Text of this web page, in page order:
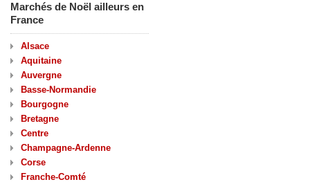
Marchés de Noël ailleurs en
France
Alsace
Aquitaine
Auvergne
Basse-Normandie
Bourgogne
Bretagne
Centre
Champagne-Ardenne
Corse
Franche-Comté